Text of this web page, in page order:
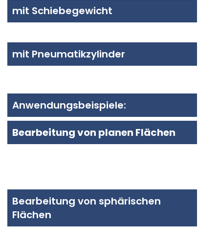
mit Schiebegewicht
mit Pneumatikzylinder
Anwendungsbeispiele:
Bearbeitung von planen Flächen
Bearbeitung von sphärischen
Flächen